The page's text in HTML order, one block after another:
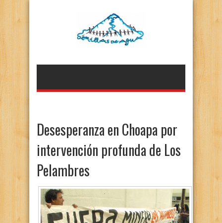
Desesperanza en Choapa por
intervención profunda de Los
Pelambres